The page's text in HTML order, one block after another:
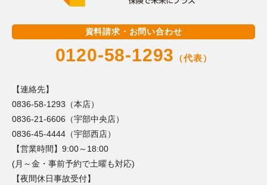
資料請求・お問い合わせ
0120-58-1293 （代表）
【連絡先】
0836-58-1293（本店）
0836-21-6606（宇部中央店）
0836-45-4444（宇部西店）
【営業時間】9:00～18:00
(月～金・事前予約で土曜も対応)
【夜間休日事故受付】